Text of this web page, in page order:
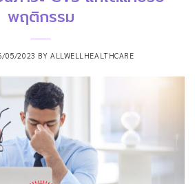
พฤติกรรม
05/2023 BY ALLWELLHEALTHCARE